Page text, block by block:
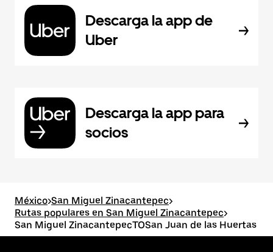
Descarga la app de
Uber
Descarga la app para
socios
México>San Miguel Zinacantepec>
Rutas populares en San Miguel Zinacantepec>
San Miguel ZinacantepecTOSan Juan de las Huertas